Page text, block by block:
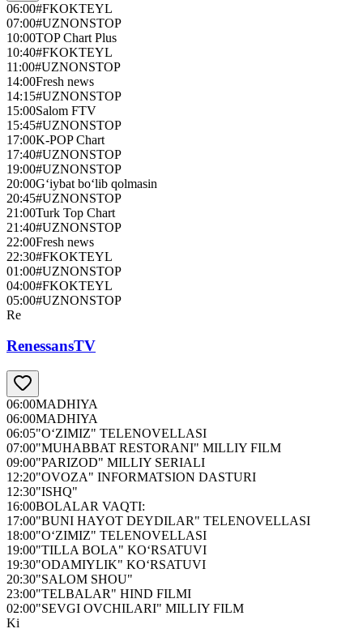
06:00#FKOKTEYL
07:00#UZNONSTOP
10:00TOP Chart Plus
10:40#FKOKTEYL
11:00#UZNONSTOP
14:00Fresh news
14:15#UZNONSTOP
15:00Salom FTV
15:45#UZNONSTOP
17:00K-POP Chart
17:40#UZNONSTOP
19:00#UZNONSTOP
20:00G‘iybat bo‘lib qolmasin
20:45#UZNONSTOP
21:00Turk Top Chart
21:40#UZNONSTOP
22:00Fresh news
22:30#FKOKTEYL
01:00#UZNONSTOP
04:00#FKOKTEYL
05:00#UZNONSTOP
Re
RenessansTV
06:00MADHIYA
06:00MADHIYA
06:05"O‘ZIMIZ" TELENOVELLASI
07:00"MUHABBAT RESTORANI" MILLIY FILM
09:00"PARIZOD" MILLIY SERIALI
12:20"OVOZA" INFORMATSION DASTURI
12:30"ISHQ"
16:00BOLALAR VAQTI:
17:00"BUNI HAYOT DEYDILAR" TELENOVELLASI
18:00"O‘ZIMIZ" TELENOVELLASI
19:00"TILLA BOLA" KO‘RSATUVI
19:30"ODAMIYLIK" KO‘RSATUVI
20:30"SALOM SHOU"
23:00"TELBALAR" HIND FILMI
02:00"SEVGI OVCHILARI" MILLIY FILM
Ki